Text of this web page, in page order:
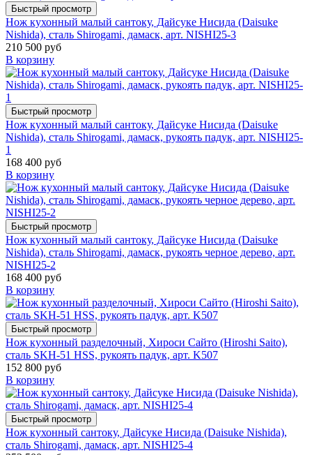
Быстрый просмотр
Нож кухонный малый сантоку, Дайсуке Нисида (Daisuke
Nishida), сталь Shirogami, дамаск, арт. NISHI25-3
210 500 руб
В корзину
Быстрый просмотр
Нож кухонный малый сантоку, Дайсуке Нисида (Daisuke
Nishida), сталь Shirogami, дамаск, рукоять падук, арт. NISHI25-
1
168 400 руб
В корзину
Быстрый просмотр
Нож кухонный малый сантоку, Дайсуке Нисида (Daisuke
Nishida), сталь Shirogami, дамаск, рукоять черное дерево, арт.
NISHI25-2
168 400 руб
В корзину
Быстрый просмотр
Нож кухонный разделочный, Хироси Сайто (Hiroshi Saito),
сталь SKH-51 HSS, рукоять падук, арт. K507
152 800 руб
В корзину
Быстрый просмотр
Нож кухонный сантоку, Дайсуке Нисида (Daisuke Nishida),
сталь Shirogami, дамаск, арт. NISHI25-4